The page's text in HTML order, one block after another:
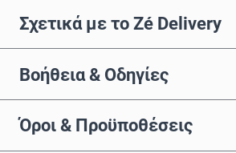
Σχετικά με το Zé Delivery
Βοήθεια & Οδηγίες
Όροι & Προϋποθέσεις